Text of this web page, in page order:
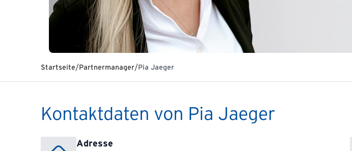
Startseite/Partnermanager/Pia Jaeger
Kontaktdaten von Pia Jaeger
Adresse